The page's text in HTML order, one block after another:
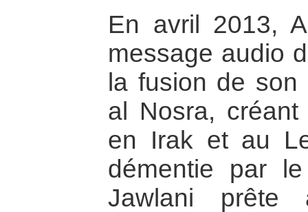
En avril 2013,
message audio
la fusion de
al Nosra, créant
en Irak et au
démentie par
Jawlani prête